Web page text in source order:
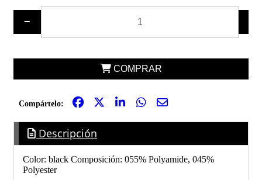
−
COMPRAR
Compártelo:
Descripción
Color: black Composición: 055% Polyamide, 045%
Polyester